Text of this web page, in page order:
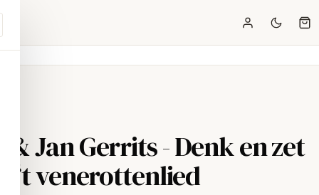
Jan Gerrits - Denk en zet
‘t venerottenlied